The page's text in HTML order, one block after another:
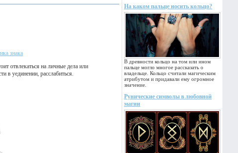
На каком пальце носить кольцо?
В древности кольцо на том или ином
пальце могло многое рассказать о
владельце. Кольцо считали магическим
атрибутом и придавали ему огромное
значение.
Рунические символы в любовной
магии
знака
отвлекаться на личные дела или
в уединении, расслабиться.